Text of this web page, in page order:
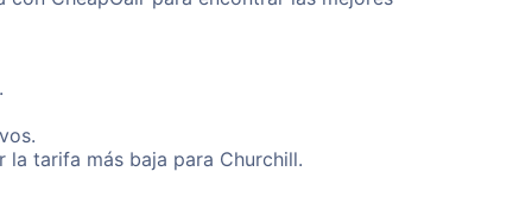
tarifa más baja para Churchill.